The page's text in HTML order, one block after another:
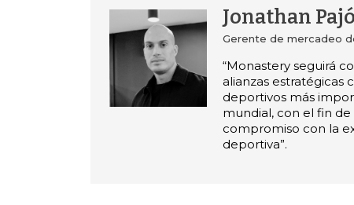
Jonathan
Gerente de mercadeo
“Monastery seguirá
alianzas estratégicas
deportivos más
mundial, con el fin
compromiso con la
deportiva”.